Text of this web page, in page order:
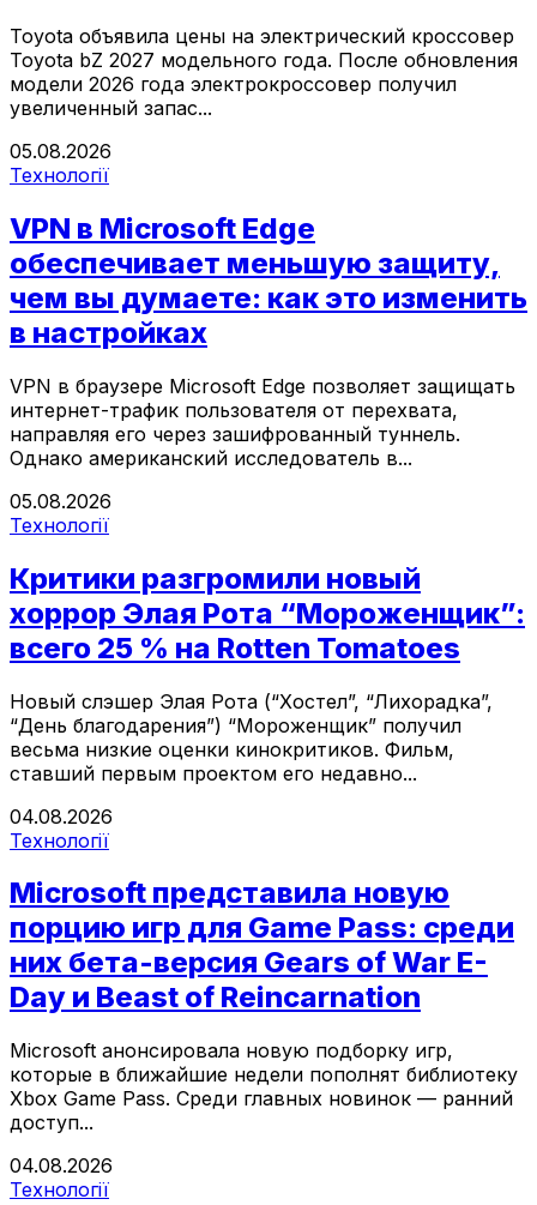
Toyota объявила цены на электрический кроссовер
Toyota bZ 2027 модельного года. После обновления
модели 2026 года электрокроссовер получил
увеличенный запас...
05.08.2026
Технології
VPN в Microsoft Edge
обеспечивает меньшую защиту,
чем вы думаете: как это изменить
в настройках
VPN в браузере Microsoft Edge позволяет защищать
интернет-трафик пользователя от перехвата,
направляя его через зашифрованный туннель.
Однако американский исследователь в...
05.08.2026
Технології
Критики разгромили новый
хоррор Элая Рота “Мороженщик”:
всего 25 % на Rotten Tomatoes
Новый слэшер Элая Рота (“Хостел”, “Лихорадка”,
“День благодарения”) “Мороженщик” получил
весьма низкие оценки кинокритиков. Фильм,
ставший первым проектом его недавно...
04.08.2026
Технології
Microsoft представила новую
порцию игр для Game Pass: среди
них бета-версия Gears of War E-
Day и Beast of Reincarnation
Microsoft анонсировала новую подборку игр,
которые в ближайшие недели пополнят библиотеку
Xbox Game Pass. Среди главных новинок — ранний
доступ...
04.08.2026
Технології